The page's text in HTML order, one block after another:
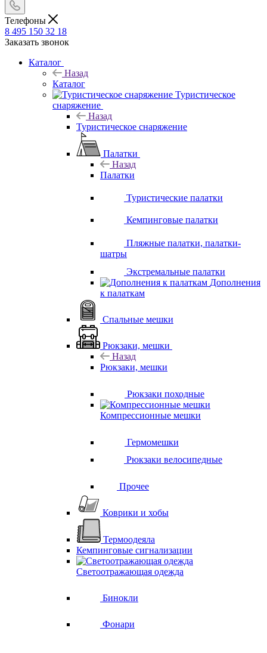
Телефоны
8 495 150 32 18
Заказать звонок
Каталог
Назад
Каталог
Туристическое
снаряжение
Назад
Туристическое снаряжение
Палатки
Назад
Палатки
Туристические палатки
Кемпинговые палатки
Пляжные палатки, палатки-
шатры
Экстремальные палатки
Дополнения
к палаткам
Спальные мешки
Рюкзаки, мешки
Назад
Рюкзаки, мешки
Рюкзаки походные
Компрессионные мешки
Гермомешки
Рюкзаки велосипедные
Прочее
Коврики и хобы
Термоодеяла
Кемпинговые сигнализации
Светоотражающая одежда
Бинокли
Фонари